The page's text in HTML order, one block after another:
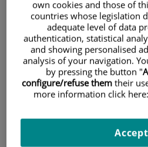
Research
own cookies and those of
countries whose legislation
adequate level of data
authentication, statistical
and showing personalised
analysis of your navigation.
by pressing the button "
configure/refuse them their
more information click here:
Accept